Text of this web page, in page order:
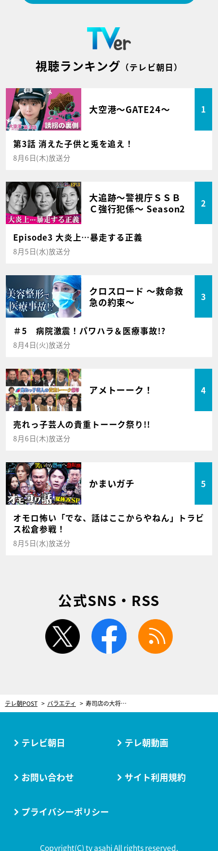
視聴ランキング （テレビ朝日）
大空港～GATE24～ 1
第3話 消えた子供と兎を追え！
8月6日(木)放送分
大追跡～警視庁ＳＳＢ
Ｃ強行犯係～ Season2
2
Episode3 大炎上…暴走する正義
8月5日(水)放送分
クロスロード ～救命救
急の約束～
3
＃5 病院激震！パワハラ＆医療事故!?
8月4日(火)放送分
アメトーーク！ 4
売れっ子芸人の貴重トーーク祭り!!
8月6日(木)放送分
かまいガチ 5
オモロ怖い「でな、話はここからやねん」トラビ
ス松倉参戦！
8月5日(水)放送分
公式SNS・RSS
twitter facebook
テレ朝POST バラエティ 寿司店の大将がグラミー賞のレッドカーペットに！きっかけは「うっかり客にキレたこと」
テレビ朝日 テレ朝動画
お問い合わせ サイト利用規約
プライバシーポリシー
Copyright(C) tv asahi All rights reserved.